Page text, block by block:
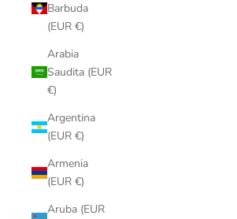
Barbuda
(EUR €)
Arabia
Saudita (EUR
€)
Argentina
(EUR €)
Armenia
(EUR €)
Aruba (EUR